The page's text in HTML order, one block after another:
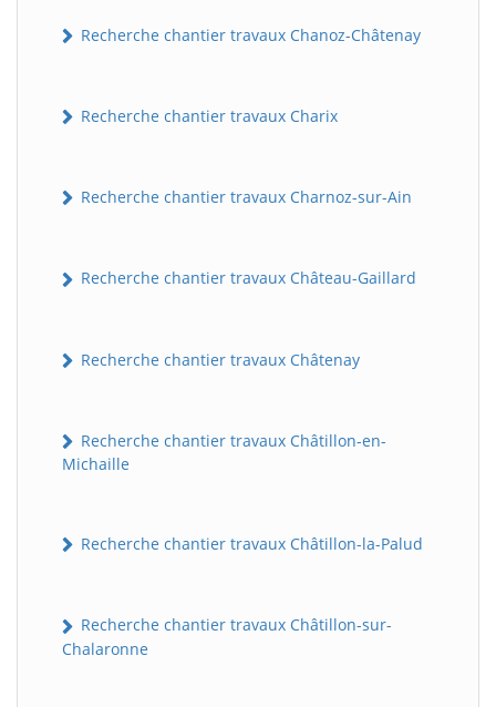
Recherche chantier travaux Chanoz-Châtenay
Recherche chantier travaux Charix
Recherche chantier travaux Charnoz-sur-Ain
Recherche chantier travaux Château-Gaillard
Recherche chantier travaux Châtenay
Recherche chantier travaux Châtillon-en-
Michaille
Recherche chantier travaux Châtillon-la-Palud
Recherche chantier travaux Châtillon-sur-
Chalaronne